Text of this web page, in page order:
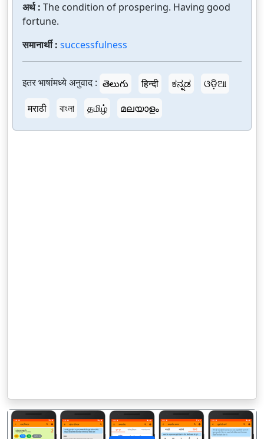
अर्थ : The condition of prospering. Having good
fortune.
समानार्थी : successfulness
इतर भाषांमध्ये अनुवाद : తెలుగు हिन्दी ಕನ್ನಡ
ଓଡ଼ିଆ
मराठी
বাংলা தமிழ் മലയാളം